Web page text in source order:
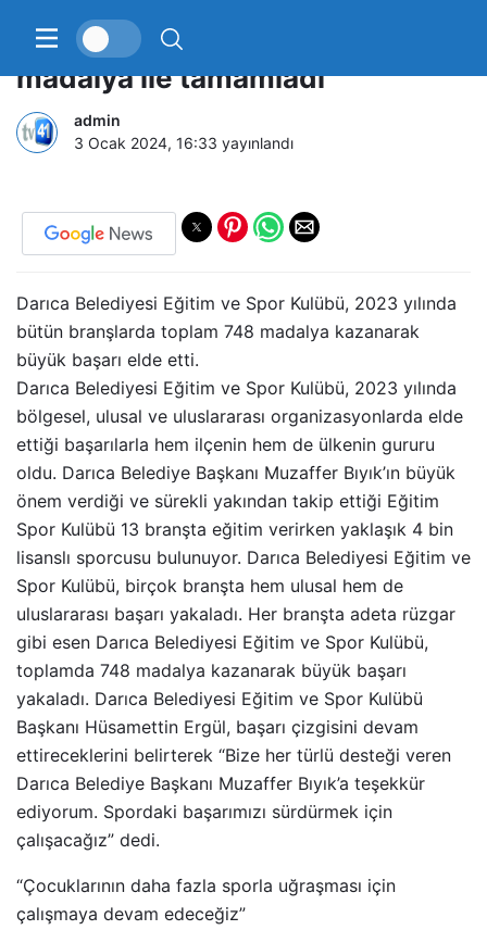
Darıca Belediyesi 2023’ü 748
madalya ile tamamladı
admin
3 Ocak 2024, 16:33 yayınlandı
Darıca Belediyesi Eğitim ve Spor Kulübü, 2023 yılında
bütün branşlarda toplam 748 madalya kazanarak
büyük başarı elde etti.
Darıca Belediyesi Eğitim ve Spor Kulübü, 2023 yılında
bölgesel, ulusal ve uluslararası organizasyonlarda elde
ettiği başarılarla hem ilçenin hem de ülkenin gururu
oldu. Darıca Belediye Başkanı Muzaffer Bıyık’ın büyük
önem verdiği ve sürekli yakından takip ettiği Eğitim
Spor Kulübü 13 branşta eğitim verirken yaklaşık 4 bin
lisanslı sporcusu bulunuyor. Darıca Belediyesi Eğitim ve
Spor Kulübü, birçok branşta hem ulusal hem de
uluslararası başarı yakaladı. Her branşta adeta rüzgar
gibi esen Darıca Belediyesi Eğitim ve Spor Kulübü,
toplamda 748 madalya kazanarak büyük başarı
yakaladı. Darıca Belediyesi Eğitim ve Spor Kulübü
Başkanı Hüsamettin Ergül, başarı çizgisini devam
ettireceklerini belirterek “Bize her türlü desteği veren
Darıca Belediye Başkanı Muzaffer Bıyık’a teşekkür
ediyorum. Spordaki başarımızı sürdürmek için
çalışacağız” dedi.
“Çocuklarının daha fazla sporla uğraşması için
çalışmaya devam edeceğiz”